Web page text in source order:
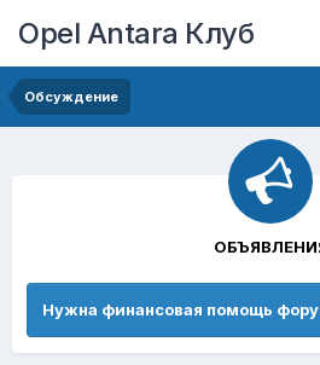
Opel Antara Клуб
Обсуждение
Нужна финансовая помощь